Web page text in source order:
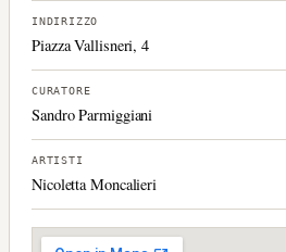
INDIRIZZO
Piazza Vallisneri, 4
CURATORE
Sandro Parmiggiani
ARTISTI
Nicoletta Moncalieri